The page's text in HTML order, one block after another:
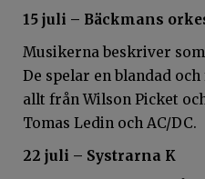
15 juli – Bäckmans
Musikerna beskriver
De spelar en blandad
allt från Wilson Picket
Tomas Ledin och AC/DC.
22 juli – Systrarna K